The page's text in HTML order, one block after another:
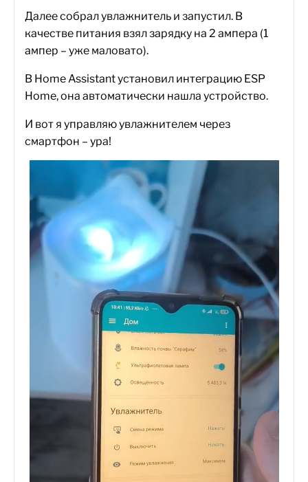
Далее собрал увлажнитель и запустил. В
качестве питания взял зарядку на 2 ампера (1
ампер – уже маловато).
В Home Assistant установил интеграцию ESP
Home, она автоматически нашла устройство.
И вот я управляю увлажнителем через
смартфон – ура!